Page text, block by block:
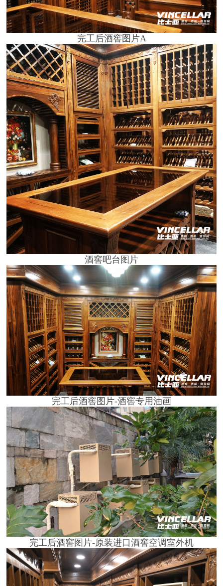
完工后酒窖图片A
酒窖吧台图片
完工后酒窖图片-酒窖专用油画
完工后酒窖图片-原装进口酒窖空调室外机